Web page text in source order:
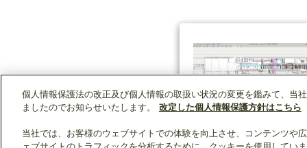
個人情報保護法の改正及び個人情報の取扱い状況の変更を鑑みて、当
ましたのでお知らせいたします。
改定した個人情報保護方針はこちら
当社では、お客様のウェブサイトでの体験を向上させ、コンテンツや